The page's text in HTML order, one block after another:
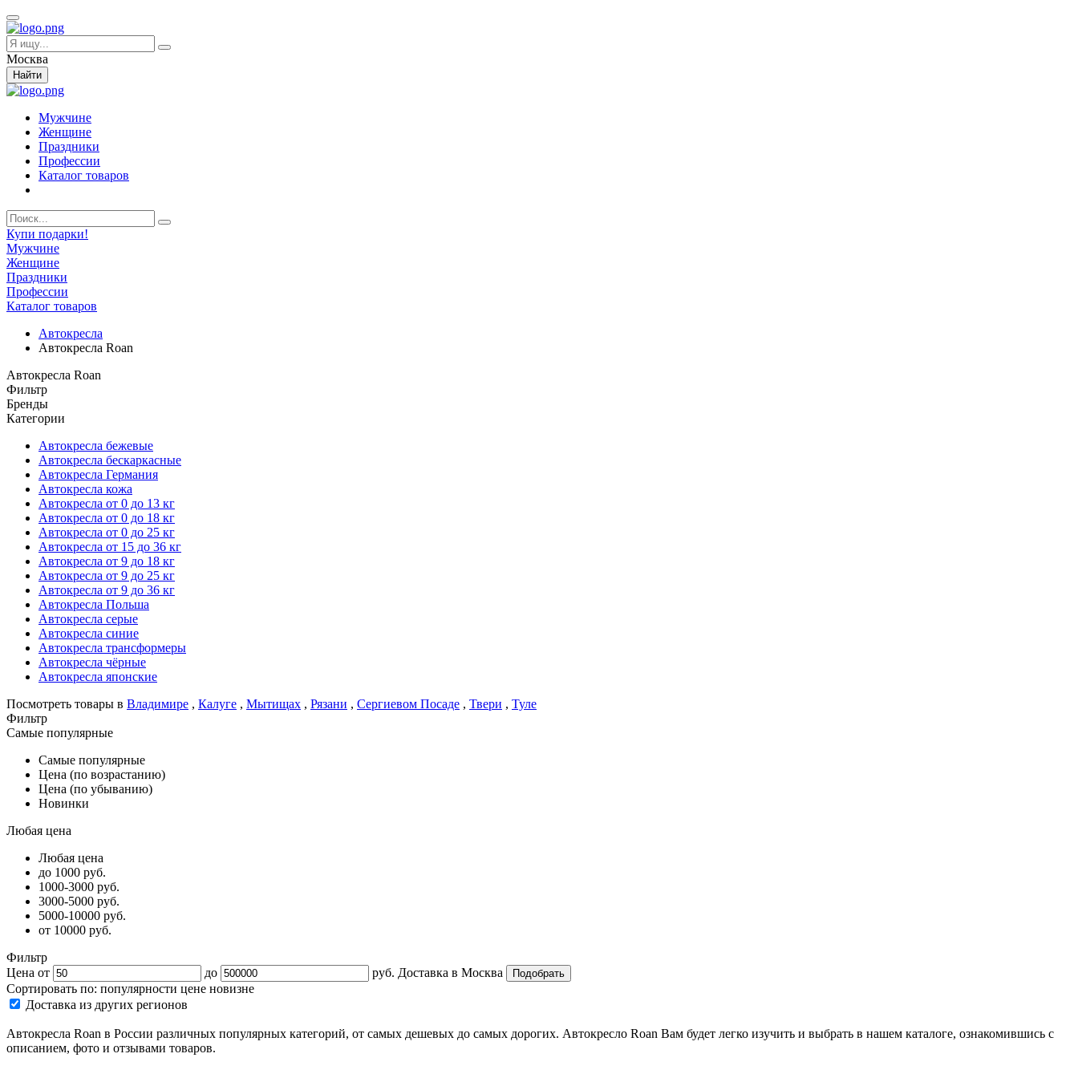
Москва
Найти
Мужчине
Женщине
Праздники
Профессии
Каталог товаров
Купи подарки!
Мужчине
Женщине
Праздники
Профессии
Каталог товаров
Автокресла
Автокресла Roan
Автокресла Roan
Фильтр
Бренды
Категории
Автокресла бежевые
Автокресла бескаркасные
Автокресла Германия
Автокресла кожа
Автокресла от 0 до 13 кг
Автокресла от 0 до 18 кг
Автокресла от 0 до 25 кг
Автокресла от 15 до 36 кг
Автокресла от 9 до 18 кг
Автокресла от 9 до 25 кг
Автокресла от 9 до 36 кг
Автокресла Польша
Автокресла серые
Автокресла синие
Автокресла трансформеры
Автокресла чёрные
Автокресла японские
Посмотреть товары в Владимире , Калуге , Мытищах , Рязани , Сергиевом Посаде , Твери , Туле
Фильтр
Самые популярные
Самые популярные
Цена (по возрастанию)
Цена (по убыванию)
Новинки
Любая цена
Любая цена
до 1000 руб.
1000-3000 руб.
3000-5000 руб.
5000-10000 руб.
от 10000 руб.
Фильтр
Цена от
до руб. Доставка в Москва
Сортировать по: популярности цене новизне
Доставка из других регионов
Автокресла Roan в России различных популярных категорий, от самых дешевых до самых дорогих. Автокресло Roan Вам будет легко изучить и выбрать в нашем каталоге, ознакомившись с
описанием, фото и отзывами товаров.